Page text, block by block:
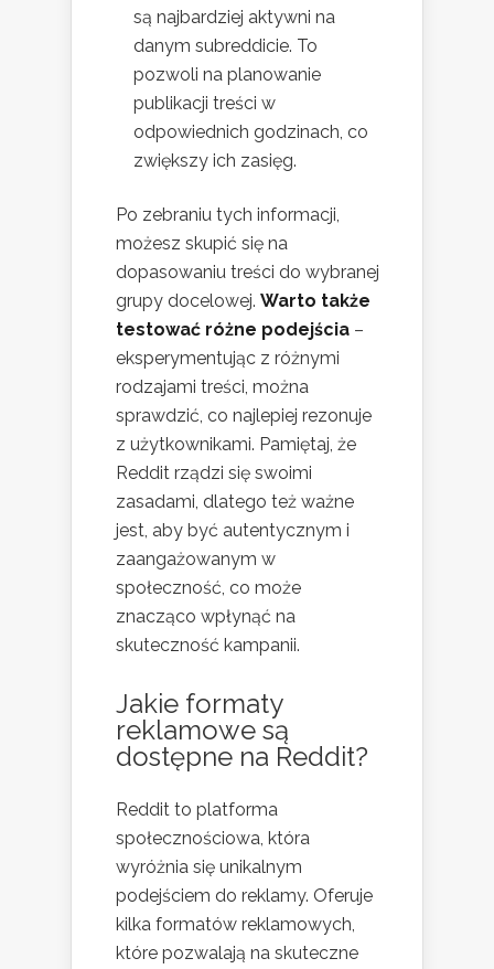
są najbardziej aktywni na
danym subreddicie. To
pozwoli na planowanie
publikacji treści w
odpowiednich godzinach, co
zwiększy ich zasięg.
Po zebraniu tych informacji,
możesz skupić się na
dopasowaniu treści do wybranej
grupy docelowej. Warto także
testować różne podejścia –
eksperymentując z różnymi
rodzajami treści, można
sprawdzić, co najlepiej rezonuje
z użytkownikami. Pamiętaj, że
Reddit rządzi się swoimi
zasadami, dlatego też ważne
jest, aby być autentycznym i
zaangażowanym w
społeczność, co może
znacząco wpłynąć na
skuteczność kampanii.
Jakie formaty
reklamowe są
dostępne na Reddit?
Reddit to platforma
społecznościowa, która
wyróżnia się unikalnym
podejściem do reklamy. Oferuje
kilka formatów reklamowych,
które pozwalają na skuteczne